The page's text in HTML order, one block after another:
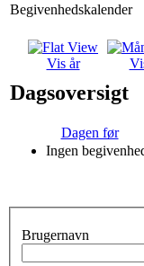
Begivenhedskalender
Vis år
Dagsoversigt
Dagen før
Ingen
Brugernavn